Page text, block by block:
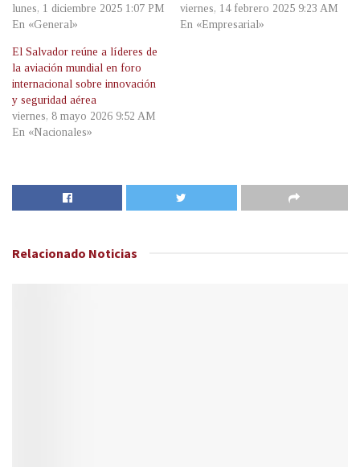
lunes, 1 diciembre 2025 1:07 PM
En «General»
viernes, 14 febrero 2025 9:23 AM
En «Empresarial»
El Salvador reúne a líderes de
la aviación mundial en foro
internacional sobre innovación
y seguridad aérea
viernes, 8 mayo 2026 9:52 AM
En «Nacionales»
Relacionado Noticias